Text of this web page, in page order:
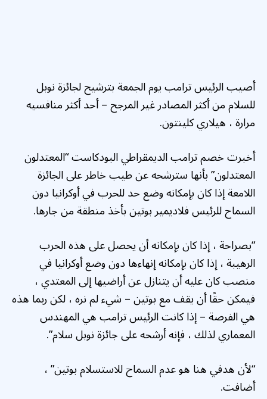
أصيب الرئيس ترامب يوم الجمعة بترشيح لجائزة نوبل
للسلام من أكثر المصادر غير المرجح – أحد أكثر منافسيه
مرارة ، هيلاري كلينتون.
أخبرت خصم ترامب الديمقراطي البودكاست “المعتدلون
المعتدلون” بأنها سترشحه عن طيب خاطر على الجائزة
اللامعة إذا كان بإمكانه وضع حد للحرب في أوكرانيا دون
السماح للرئيس فلاديمير بوتين بأخذ منطقة من جارها.
“بصراحة ، إذا كان بإمكانه أن يحصل على هذه الحرب
الرهيبة ، إذا كان بإمكانه إنهاءها دون وضع أوكرانيا في
منصب كان عليه أن يتنازل عن أراضيها إلى المعتدي ،
فيمكن حقًا أن يقف مع بوتين – شيء لم نره ، لكن ربما هذه
هي الفرصة – إذا كانت الرئيس ترامب هي المهندس
المعماري لذلك ، فإنه أرشحه على جائزة نوبل سلام”.
“لأن هدفي هنا هو عدم السماح للاستسلام بوتين” ،
أضافت.